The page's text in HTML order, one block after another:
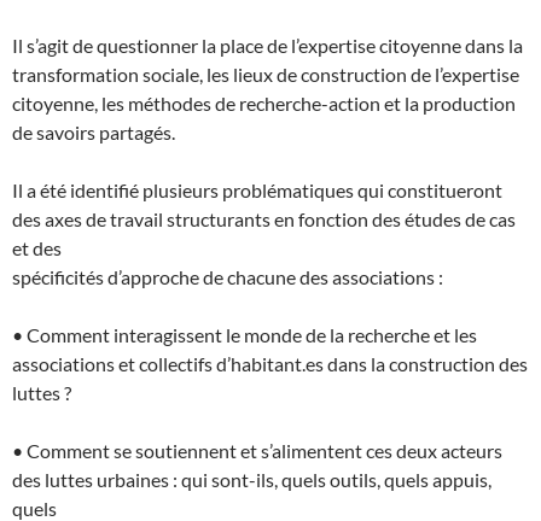
Il s’agit de questionner la place de l’expertise citoyenne dans la
transformation sociale, les lieux de construction de l’expertise
citoyenne, les méthodes de recherche-action et la production
de savoirs partagés.
Il a été identifié plusieurs problématiques qui constitueront
des axes de travail structurants en fonction des études de cas
et des
spécificités d’approche de chacune des associations :
• Comment interagissent le monde de la recherche et les
associations et collectifs d’habitant.es dans la construction des
luttes ?
• Comment se soutiennent et s’alimentent ces deux acteurs
des luttes urbaines : qui sont-ils, quels outils, quels appuis,
quels